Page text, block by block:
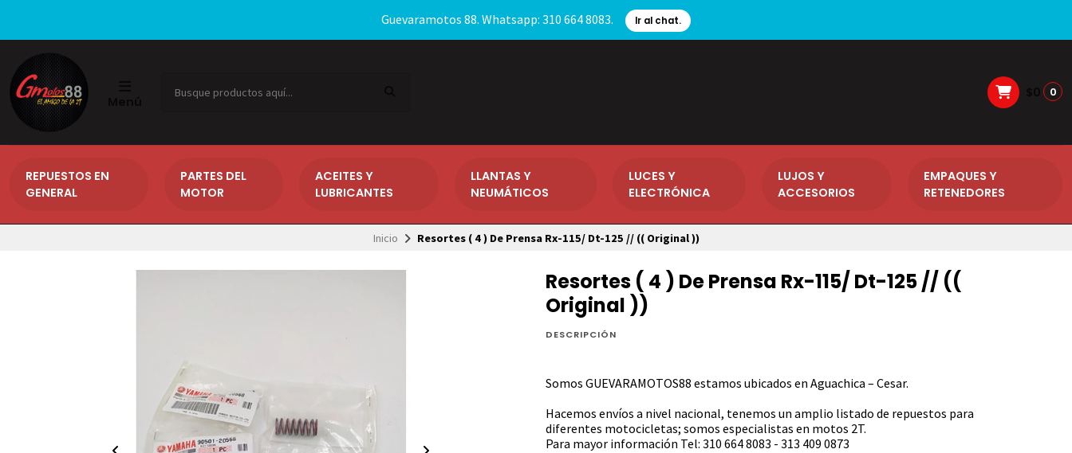
Guevaramotos 88. Whatsapp: 310 664 8083. Ir al chat.
0
REPUESTOS EN
GENERAL
PARTES DEL
MOTOR
ACEITES Y
LUBRICANTES
LLANTAS Y
NEUMÁTICOS
LUCES Y
ELECTRÓNICA
LUJOS Y
ACCESORIOS
EMPAQUES Y
RETENEDORES
Inicio Resortes ( 4 ) De Prensa Rx-115/ Dt-125 // (( Original ))
Resortes ( 4 ) De Prensa Rx-115/ Dt-125 // ((
Original ))
DESCRIPCIÓN
Somos GUEVARAMOTOS88 estamos ubicados en Aguachica – Cesar.
Hacemos envíos a nivel nacional, tenemos un amplio listado de repuestos para
diferentes motocicletas; somos especialistas en motos 2T.
Para mayor información Tel: 310 664 8083 - 313 409 0873